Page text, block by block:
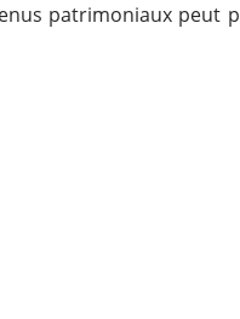
patrimoniaux peut